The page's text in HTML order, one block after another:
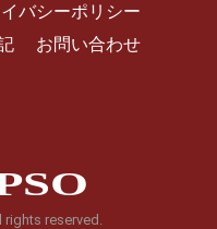
バシーポリシー
お問い合わせ
rights reserved.